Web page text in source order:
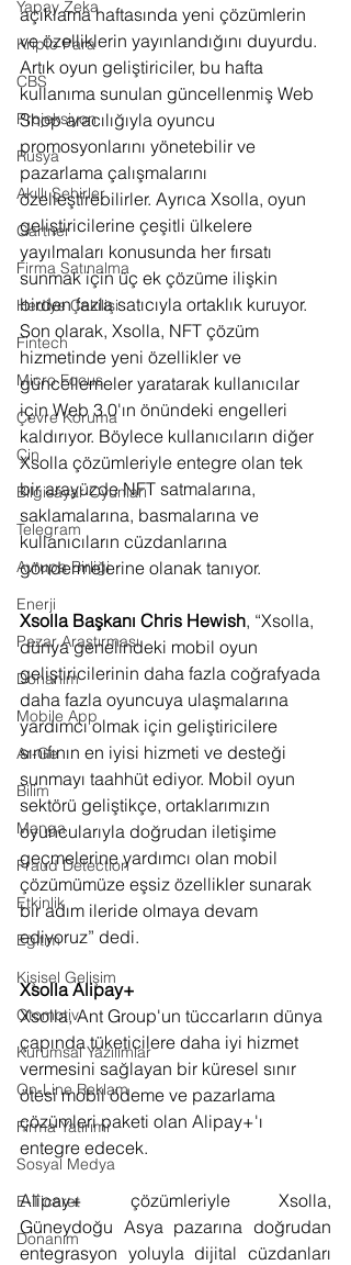
Yapay Zeka
Kripto Para
CBS
Projeksiyon
Rusya
Akıllı Şehirler
Gartner
Firma Satınalma
Hediye Çekilişi
Fintech
Micro Focus
Çevre Koruma
Çin
Bilgisayar Oyunları
Telegram
Avrupa Birliği
Enerji
Pazar Araştırması
Donanım
Mobile App
Ar-Ge
Bilim
Manga
Fraud Detection
Etkinlik
Eğitim
Kişisel Gelişim
Otomotiv
Kurumsal Yazılımlar
On-Line Reklam
Firma Yatırımı
Sosyal Medya
E-Ticaret
Donanım
açıklama haftasında yeni çözümlerin
ve özelliklerin yayınlandığını duyurdu.
Artık oyun geliştiriciler, bu hafta
kullanıma sunulan güncellenmiş Web
Shop aracılığıyla oyuncu
promosyonlarını yönetebilir ve
pazarlama çalışmalarını
özelleştirebilirler. Ayrıca Xsolla, oyun
geliştiricilerine çeşitli ülkelere
yayılmaları konusunda her fırsatı
sunmak için üç ek çözüme ilişkin
birden fazla satıcıyla ortaklık kuruyor.
Son olarak, Xsolla, NFT çözüm
hizmetinde yeni özellikler ve
güncellemeler yaratarak kullanıcılar
için Web 3.0'ın önündeki engelleri
kaldırıyor. Böylece kullanıcıların diğer
Xsolla çözümleriyle entegre olan tek
bir arayüzde NFT satmalarına,
saklamalarına, basmalarına ve
kullanıcıların cüzdanlarına
göndermelerine olanak tanıyor.
Xsolla Başkanı Chris Hewish, “Xsolla,
dünya genelindeki mobil oyun
geliştiricilerinin daha fazla coğrafyada
daha fazla oyuncuya ulaşmalarına
yardımcı olmak için geliştiricilere
sınıfının en iyisi hizmeti ve desteği
sunmayı taahhüt ediyor. Mobil oyun
sektörü geliştikçe, ortaklarımızın
oyuncularıyla doğrudan iletişime
geçmelerine yardımcı olan mobil
çözümümüze eşsiz özellikler sunarak
bir adım ileride olmaya devam
ediyoruz” dedi.
Xsolla Alipay+
Xsolla, Ant Group'un tüccarların dünya
çapında tüketicilere daha iyi hizmet
vermesini sağlayan bir küresel sınır
ötesi mobil ödeme ve pazarlama
çözümleri paketi olan Alipay+'ı
entegre edecek.
Alipay+ çözümleriyle Xsolla,
Güneydoğu Asya pazarına doğrudan
entegrasyon yoluyla dijital cüzdanları